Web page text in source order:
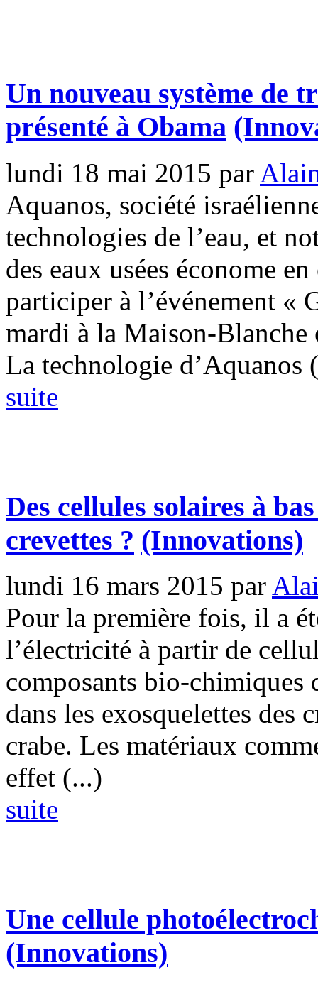
Un nouveau système de
présenté à Obama
lundi 18 mai 2015 par
Aquanos, société
technologies de l’eau, et
des eaux usées économe
participer à l’événement «
mardi à la Maison-Blanche
La technologie d’Aquanos
suite
Des cellules solaires à
crevettes ? (Innovations)
lundi 16 mars 2015 par
Pour la première fois, il a
l’électricité à partir de
composants bio-chimiques
dans les exosquelettes des
crabe. Les matériaux
effet (...)
suite
Une cellule
(Innovations)